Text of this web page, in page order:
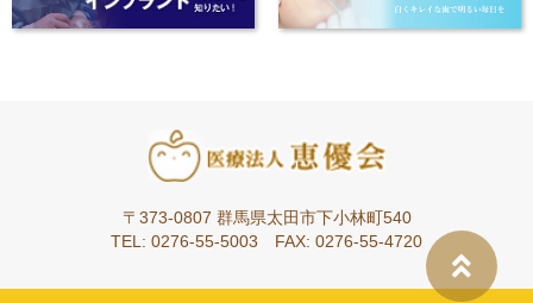
〒373-0807 群馬県太田市下小林町540
TEL: 0276-55-5003 FAX: 0276-55-4720